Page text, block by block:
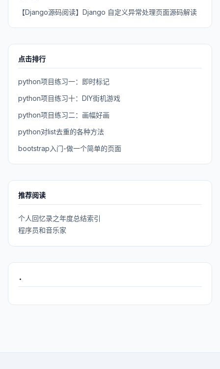
【Django源码阅读】Django 自定义异常处理页面源码解读
点击排行
python项目练习一：即时标记
python项目练习十：DIY街机游戏
python项目练习二：画幅好画
python对list去重的各种方法
bootstrap入门-做一个简单的页面
推荐阅读
个人回忆录之年度总结索引
程序员和音乐家
.